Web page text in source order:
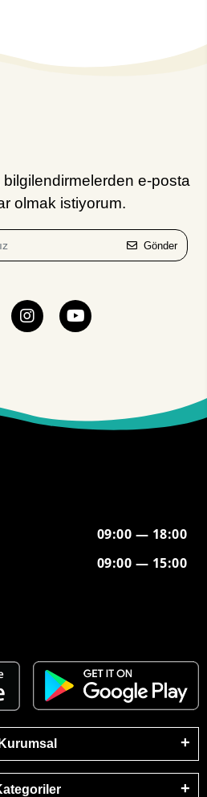
e-posta
olmak istiyorum.
Gönder
09:00 — 18:00
09:00 — 15:00
Kurumsal